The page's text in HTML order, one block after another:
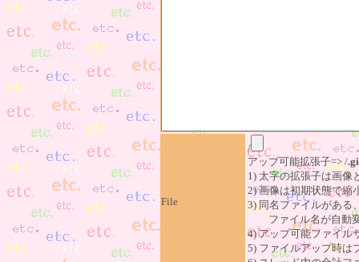
File
/
アップ可能拡張子=> /
1) 太字の拡張子は画像
2) 画像は初期状態で縮
3) 同名ファイルがある
ファイル名が自動
4) アップ可能ファイル
5) ファイルアップ時は